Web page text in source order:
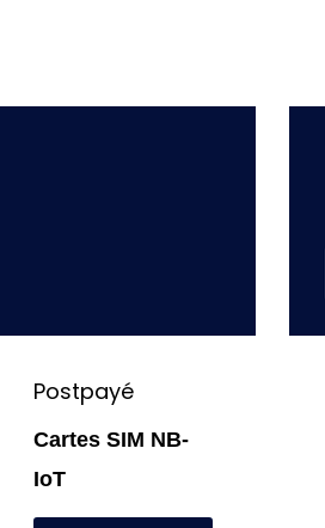
Postpayé
Cartes SIM NB-
IoT